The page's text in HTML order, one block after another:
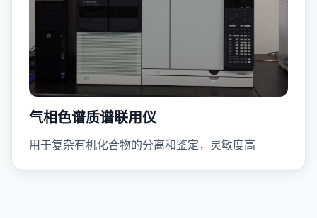
气相色谱质谱联用仪
用于复杂有机化合物的分离和鉴定，灵敏度高